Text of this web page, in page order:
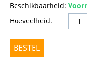
Beschikbaarheid:
Hoeveelheid:
BESTEL